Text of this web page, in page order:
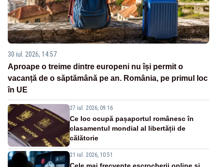
30 iul. 2026, 14:57
Aproape o treime dintre europeni nu își permit o
vacanță de o săptămână pe an. România, pe primul loc
în UE
27 iul. 2026, 09:16
Ce loc ocupă pașaportul românesc în
clasamentul mondial al libertății de
călătorie
21 iul. 2026, 10:51
Cele mai frecvente escrocherii online și